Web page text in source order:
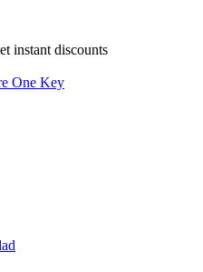
instant discounts
One Key